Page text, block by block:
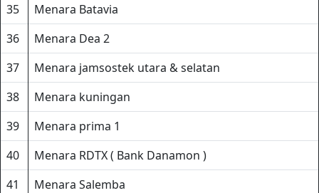
35
Menara Batavia
36
Menara Dea 2
37
Menara jamsostek utara & selatan
38
Menara kuningan
39
Menara prima 1
40
Menara RDTX ( Bank Danamon )
41
Menara Salemba